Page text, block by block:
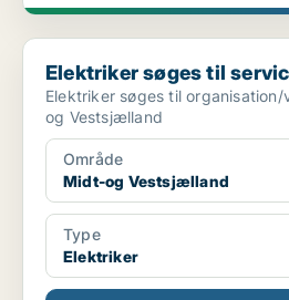
Elektriker søges til serviceafdeling
Elektriker søges til
Elektriker søges til
og Vestsjælland
Område
Midt-og Vestsjælland
Type
Elektriker